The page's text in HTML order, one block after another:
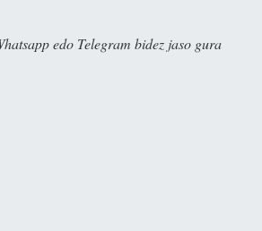
edo Telegram bidez jaso gura